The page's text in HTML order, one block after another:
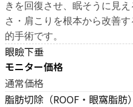
きを回復させ、眠そうに見
さ・肩こりを根本から改善
的手術です。
眼瞼下垂
モニター価格
通常価格
脂肪切除（ROOF・眼窩脂肪）